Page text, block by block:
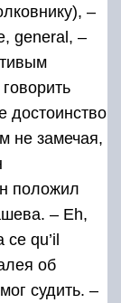
–
general, –
достоинство
не замечая,
положил
– Eh,
qu’il
об
судить. –